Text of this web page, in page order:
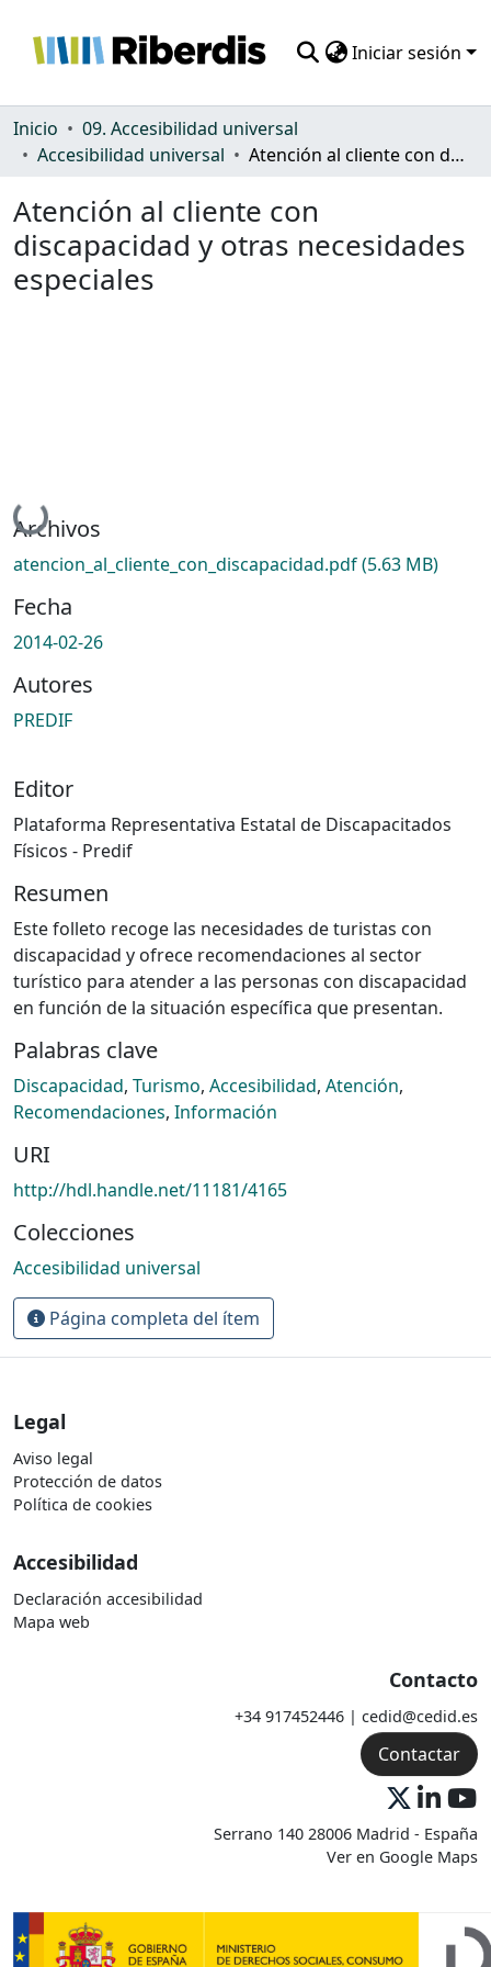
Iniciar sesión
Comunidades
Estadísticas
Inicio
09. Accesibilidad universal
Accesibilidad universal
Atención al cliente con discapacidad y otras necesidades especiales
Atención al cliente con
discapacidad y otras necesidades
especiales
Cargando...
Archivos
atencion_al_cliente_con_discapacidad.pdf(5.63 MB)
Fecha
2014-02-26
Autores
PREDIF
Editor
Plataforma Representativa Estatal de Discapacitados
Físicos - Predif
Resumen
Este folleto recoge las necesidades de turistas con
discapacidad y ofrece recomendaciones al sector
turístico para atender a las personas con discapacidad
en función de la situación específica que presentan.
Palabras clave
Discapacidad, Turismo, Accesibilidad, Atención,
Recomendaciones, Información
URI
http://hdl.handle.net/11181/4165
Colecciones
Accesibilidad universal
Página completa del ítem
Legal
Aviso legal
Protección de datos
Política de cookies
Accesibilidad
Declaración accesibilidad
Mapa web
Contacto
+34 917452446 | cedid@cedid.es
Contactar
Serrano 140 28006 Madrid - España
Ver en Google Maps